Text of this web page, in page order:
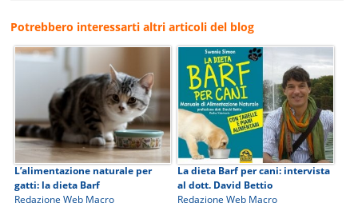
Potrebbero interessarti altri articoli del blog
L’alimentazione naturale per
gatti: la dieta Barf
Redazione Web Macro
La dieta Barf per cani: intervista
al dott. David Bettio
Redazione Web Macro